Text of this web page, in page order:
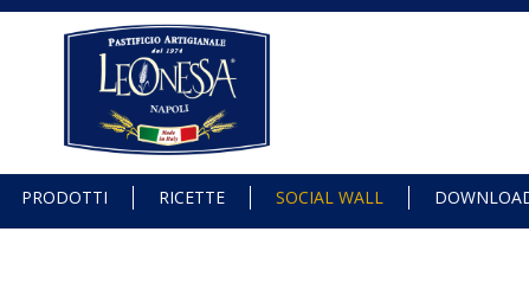
PRODOTTI RICETTE SOCIAL WALL